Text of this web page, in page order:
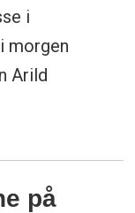
i
morgen
Arild
på